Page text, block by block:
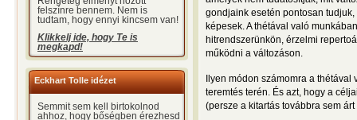
felszínre bennem. Nem is
tudtam, hogy ennyi kincsem van!
Klikkelj ide, hogy Te is
megkapd!
Eckhart Tolle idézet
Semmit sem kell birtokolnod
ahhoz, hogy bőségben érezhesd
gondjaink esetén pontosan
képesek. A thétával való
hitrendszerünkön, érzelmi
működni a változáson.
Ilyen módon számomra a
teremtés terén. És azt, hogy a
(persze a kitartás továbbra sem árt